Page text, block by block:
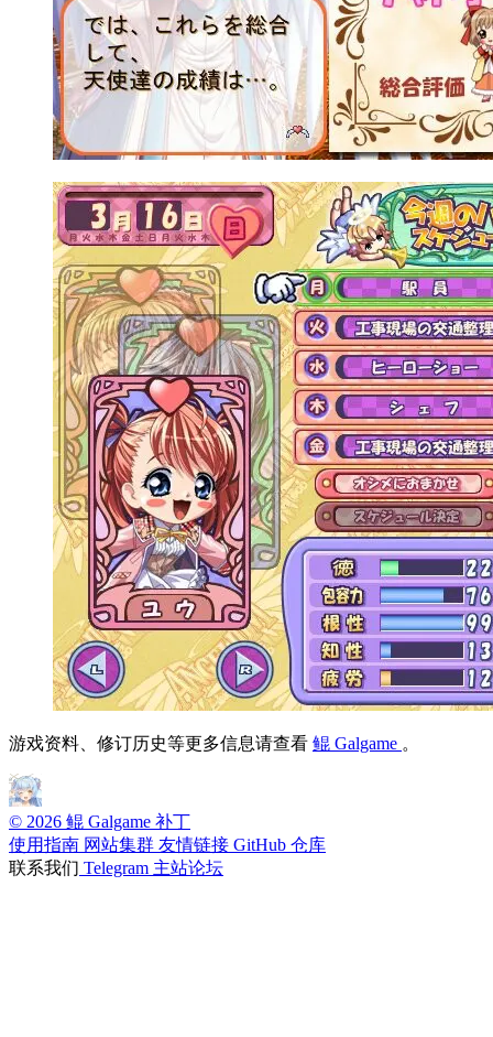
游戏资料、修订历史等更多信息请查看 鲲 Galgame 。
© 2026 鲲 Galgame 补丁
使用指南 网站集群 友情链接 GitHub 仓库
联系我们 Telegram 主站论坛